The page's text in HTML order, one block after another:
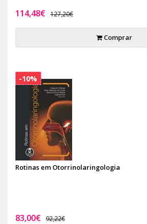
114,48€ 127,20€
Comprar
Rotinas em Otorrinolaringologia
83,00€ 92,22€
-10%